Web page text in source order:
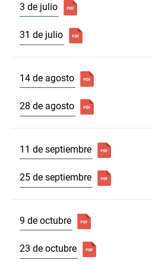
3 de julio
31 de julio
14 de agosto
28 de agosto
11 de septiembre
25 de septiembre
9 de octubre
23 de octubre